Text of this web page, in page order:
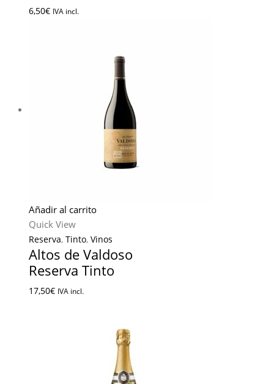
6,50€ IVA incl.
Añadir al carrito
Quick View
Reserva, Tinto, Vinos
Altos de Valdoso
Reserva Tinto
17,50€ IVA incl.